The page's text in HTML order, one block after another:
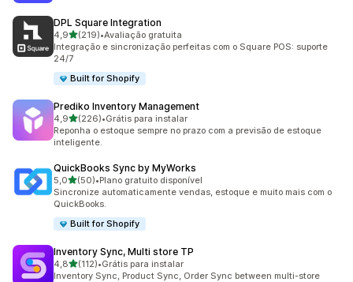
DPL Square Integration
4,9de 5 estrelas
(219)
219 avaliações ao todo
•Avaliação gratuita
Integração e sincronização perfeitas com o Square POS: suporte
24/7
Built for Shopify
Prediko Inventory Management
4,9de 5 estrelas
(226)
226 avaliações ao todo
•Grátis para instalar
Reponha o estoque sempre no prazo com a previsão de estoque
inteligente.
QuickBooks Sync by MyWorks
5,0de 5 estrelas
(50)
50 avaliações ao todo
•Plano gratuito disponível
Sincronize automaticamente vendas, estoque e muito mais com o
QuickBooks.
Built for Shopify
Inventory Sync, Multi store TP
4,8de 5 estrelas
(112)
112 avaliações ao todo
•Grátis para instalar
Inventory Sync, Product Sync, Order Sync between multi-store